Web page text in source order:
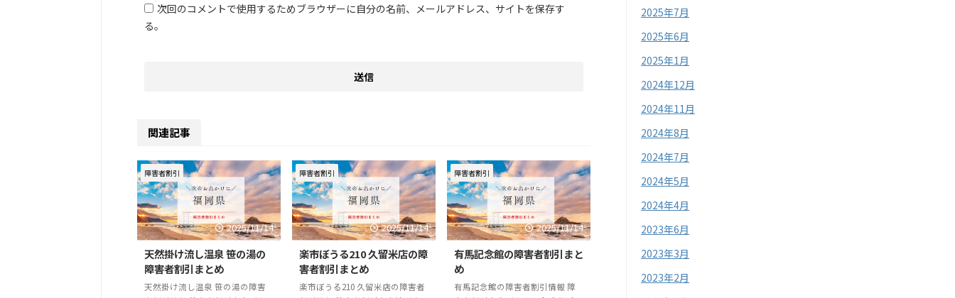
次回のコメントで使用するためブラウザーに自分の名前、メールアドレス、サイトを保存す
る。
関連記事
障害者割引
2025/11/14
天然掛け流し温泉 笹の湯の
障害者割引まとめ
天然掛け流し温泉 笹の湯の障害
障害者割引
2025/11/14
楽市ぼうる210 久留米店の障
害者割引まとめ
楽市ぼうる210 久留米店の障害者
障害者割引
2025/11/14
有馬記念館の障害者割引まと
め
有馬記念館の障害者割引情報 障
2025年7月
2025年6月
2025年1月
2024年12月
2024年11月
2024年8月
2024年7月
2024年5月
2024年4月
2023年6月
2023年3月
2023年2月